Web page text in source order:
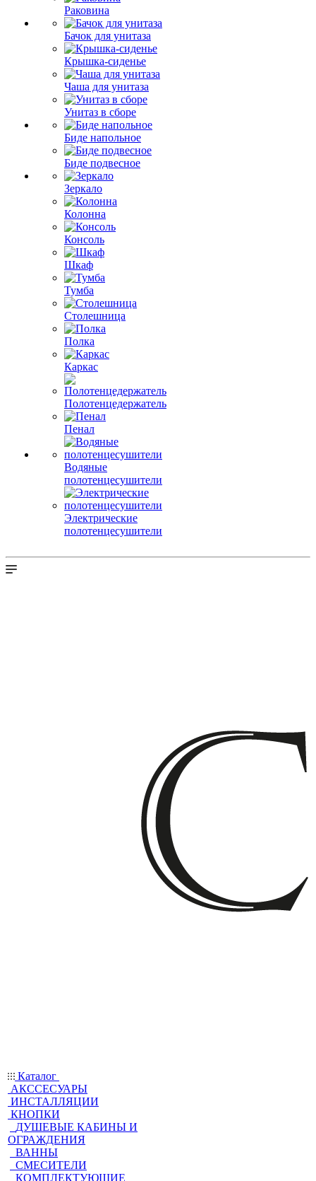
Раковина
Бачок для унитаза
Крышка-сиденье
Чаша для унитаза
Унитаз в сборе
Биде напольное
Биде подвесное
Зеркало
Колонна
Консоль
Шкаф
Тумба
Столешница
Полка
Каркас
Полотенцедержатель
Пенал
Водяные
полотенцесушители
Электрические
полотенцесушители
Каталог
АКССЕСУАРЫ
ИНСТАЛЛЯЦИИ
КНОПКИ
ДУШЕВЫЕ КАБИНЫ И
ОГРАЖДЕНИЯ
ВАННЫ
СМЕСИТЕЛИ
КОМПЛЕКТУЮЩИЕ